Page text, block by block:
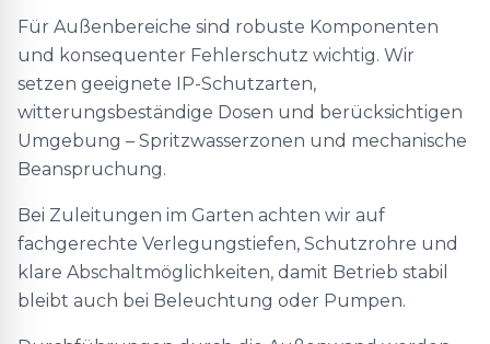
Für Außenbereiche sind robuste Komponenten
und konsequenter Fehlerschutz wichtig. Wir
setzen geeignete IP-Schutzarten,
witterungsbeständige Dosen und berücksichtigen
Umgebung – Spritzwasserzonen und mechanische
Beanspruchung.
Bei Zuleitungen im Garten achten wir auf
fachgerechte Verlegungstiefen, Schutzrohre und
klare Abschaltmöglichkeiten, damit Betrieb stabil
bleibt auch bei Beleuchtung oder Pumpen.